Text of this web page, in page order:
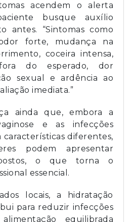
acendem o alerta
busque auxílio
antes. “Sintomas como
forte, mudança na
coceira intensa,
fora do esperado, dor
sexual e ardência ao
imediata.”
ainda que, embora a
e as infecções
características diferentes,
podem apresentar
o que torna o
essencial.
locais, a hidratação
para reduzir infecções
equilibrada